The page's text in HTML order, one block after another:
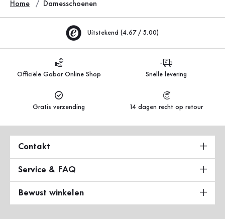
Home Damesschoenen
Uitstekend (4.67 / 5.00)
Officiële Gabor Online Shop Snelle levering
Gratis verzending 14 dagen recht op retour
Contakt
Service & FAQ
Bewust winkelen